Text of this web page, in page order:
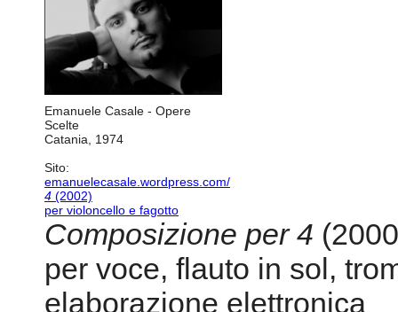
Emanuele Casale - Opere
Scelte
Catania, 1974
Sito:
emanuelecasale.wordpress.com/
4 (2002)
per violoncello e fagotto
Composizione per 4
per voce, flauto in sol,
elaborazione elettronica